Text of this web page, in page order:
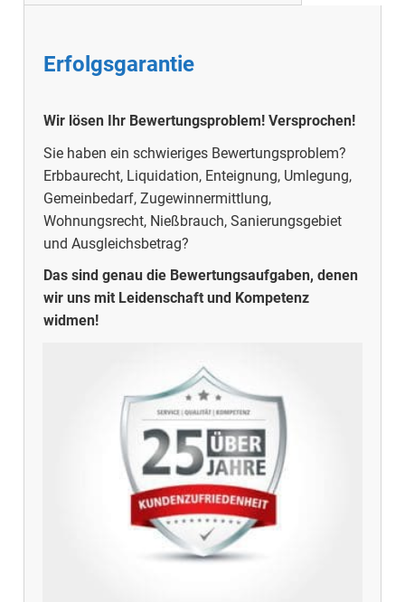
Erfolgsgarantie
Wir lösen Ihr Bewertungsproblem! Versprochen!
Sie haben ein schwieriges Bewertungsproblem?
Erbbaurecht, Liquidation, Enteignung, Umlegung,
Gemeinbedarf, Zugewinnermittlung,
Wohnungsrecht, Nießbrauch, Sanierungsgebiet
und Ausgleichsbetrag?
Das sind genau die Bewertungsaufgaben, denen
wir uns mit Leidenschaft und Kompetenz
widmen!